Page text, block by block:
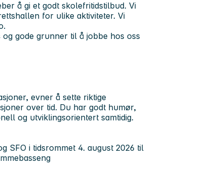
å gi et godt skolefritidstilbud. Vi
for ulike aktiviteter. Vi
gode grunner til å jobbe hos oss
evner å sette riktige
over tid. Du har godt humør,
og utviklingsorientert samtidig.
SFO i tidsrommet 4. august 2026 til